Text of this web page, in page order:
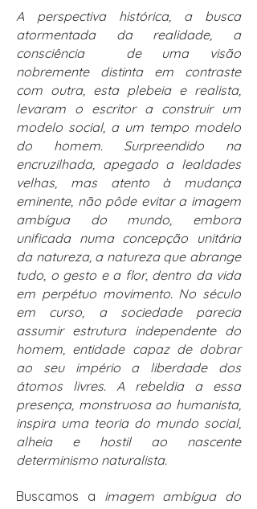
A perspectiva histórica, a busca
atormentada da realidade, a
consciência de uma visão
nobremente distinta em contraste
com outra, esta plebeia e realista,
levaram o escritor a construir um
modelo social, a um tempo modelo
do homem. Surpreendido na
encruzilhada, apegado a lealdades
velhas, mas atento à mudança
eminente, não pôde evitar a imagem
ambígua do mundo, embora
unificada numa concepção unitária
da natureza, a natureza que abrange
tudo, o gesto e a flor, dentro da vida
em perpétuo movimento. No século
em curso, a sociedade parecia
assumir estrutura independente do
homem, entidade capaz de dobrar
ao seu império a liberdade dos
átomos livres. A rebeldia a essa
presença, monstruosa ao humanista,
inspira uma teoria do mundo social,
alheia e hostil ao nascente
determinismo naturalista.
Buscamos a imagem ambígua do